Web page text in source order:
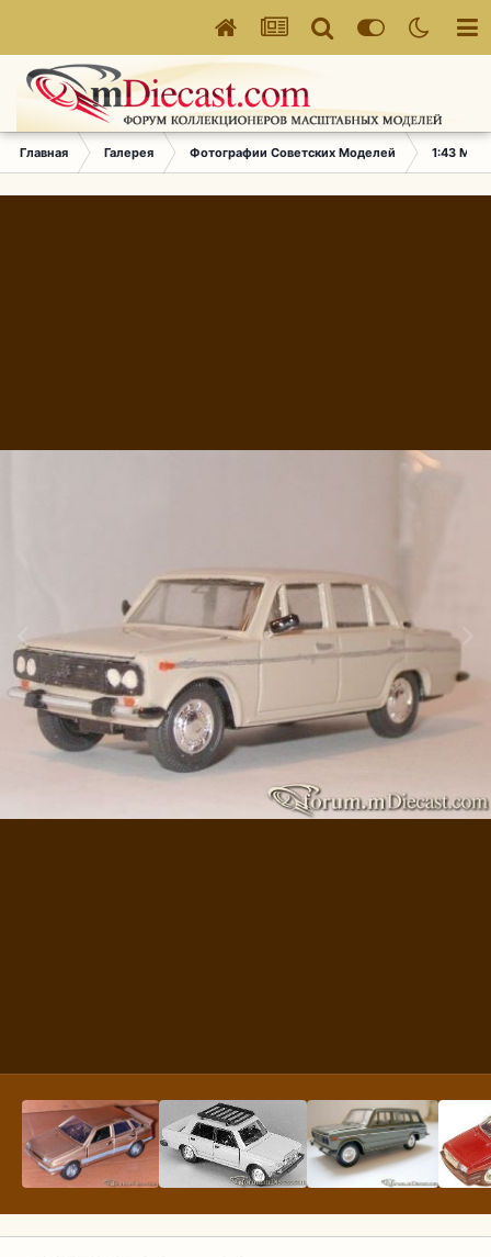
Главная Галерея Фотографии Советских Моделей 1:43